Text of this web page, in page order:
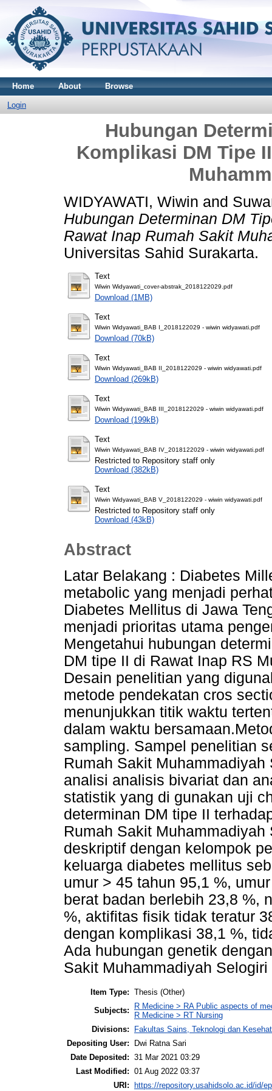
Home About Browse
Login
Hubungan
Komplikasi DM Tipe
WIDYAWATI, Wiwin and
Hubungan Determinan DM
Rawat Inap Rumah Sakit
Universitas Sahid Surakarta.
Text
Wiwin Widyawati_cover-abstrak_2018122029.pdf
Download (1MB)
Text
Wiwin Widyawati_BAB I_2018122029 - wiwin widyawati.pdf
Download (70kB)
Text
Wiwin Widyawati_BAB II_2018122029 - wiwin widyawati.pdf
Download (269kB)
Text
Wiwin Widyawati_BAB III_2018122029 - wiwin widyawati.pdf
Download (199kB)
Text
Wiwin Widyawati_BAB IV_2018122029 - wiwin widyawati.pdf
Restricted to Repository staff only
Download (382kB)
Text
Wiwin Widyawati_BAB V_2018122029 - wiwin widyawati.pdf
Restricted to Repository staff only
Download (43kB)
Abstract
Latar Belakang : Diabetes
metabolic yang menjadi
Diabetes Mellitus di Jawa
menjadi prioritas utama
Mengetahui hubungan
DM tipe II di Rawat Inap RS
Desain penelitian yang
metode pendekatan cros
menunjukkan titik waktu
dalam waktu
sampling. Sampel penelitian
Rumah Sakit
analisi analisis bivariat dan
statistik yang di gunakan uji
determinan DM tipe II
Rumah Sakit
deskriptif dengan kelompok
keluarga diabetes mellitus
umur > 45 tahun 95,1 %,
berat badan berlebih 23,8 %,
%, aktifitas fisik tidak teratur
dengan komplikasi 38,1 %,
Ada hubungan genetik
Sakit Muhammadiyah Selogiri
Item Type: Thesis (Other)
Subjects:
R Medicine > RA Public aspects of
R Medicine > RT Nursing
Divisions:
Fakultas Sains, Teknologi dan
Depositing User:
Dwi Ratna Sari
Date Deposited: 31 Mar 2021 03:29
Last Modified: 01 Aug 2022 03:37
URI:
https://repository.usahidsolo.ac.id/id/